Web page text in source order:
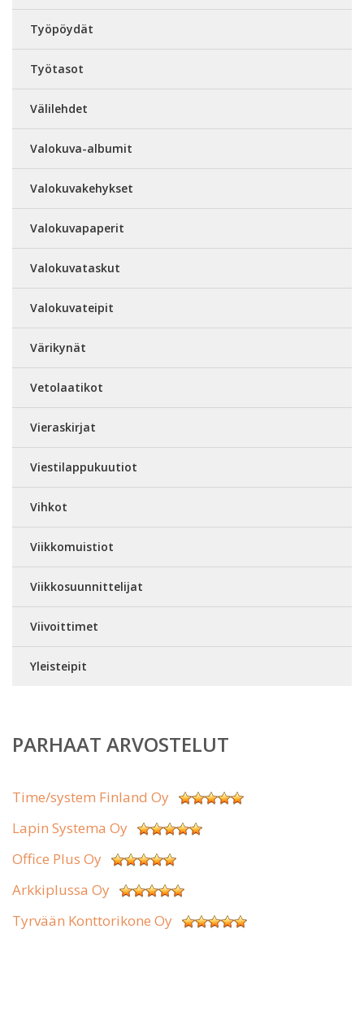
Työpöydät
Työtasot
Välilehdet
Valokuva-albumit
Valokuvakehykset
Valokuvapaperit
Valokuvataskut
Valokuvateipit
Värikynät
Vetolaatikot
Vieraskirjat
Viestilappukuutiot
Vihkot
Viikkomuistiot
Viikkosuunnittelijat
Viivoittimet
Yleisteipit
PARHAAT ARVOSTELUT
Time/system Finland Oy
Lapin Systema Oy
Office Plus Oy
Arkkiplussa Oy
Tyrvään Konttorikone Oy